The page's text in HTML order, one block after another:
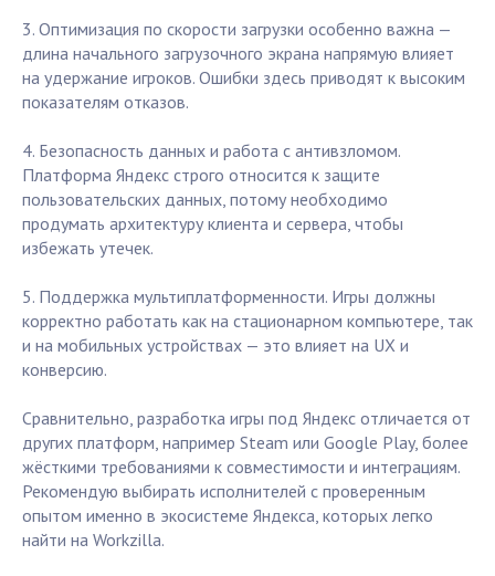
3. Оптимизация по скорости загрузки особенно важна —
длина начального загрузочного экрана напрямую влияет
на удержание игроков. Ошибки здесь приводят к высоким
показателям отказов.
4. Безопасность данных и работа с антивзломом.
Платформа Яндекс строго относится к защите
пользовательских данных, потому необходимо
продумать архитектуру клиента и сервера, чтобы
избежать утечек.
5. Поддержка мультиплатформенности. Игры должны
корректно работать как на стационарном компьютере, так
и на мобильных устройствах — это влияет на UX и
конверсию.
Сравнительно, разработка игры под Яндекс отличается от
других платформ, например Steam или Google Play, более
жёсткими требованиями к совместимости и интеграциям.
Рекомендую выбирать исполнителей с проверенным
опытом именно в экосистеме Яндекса, которых легко
найти на Workzilla.